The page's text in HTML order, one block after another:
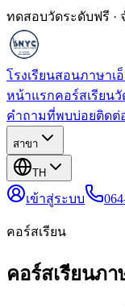
ทดสอบวัดระดับฟรี ·
โรงเรียนสอนภาษาเ
หน้าแรกคอร์สเรียน
คำถามที่พบบ่อยติดต่
สาขา
TH
เข้าสู่ระบบ
คอร์สเรียน
คอร์สเรียนภ